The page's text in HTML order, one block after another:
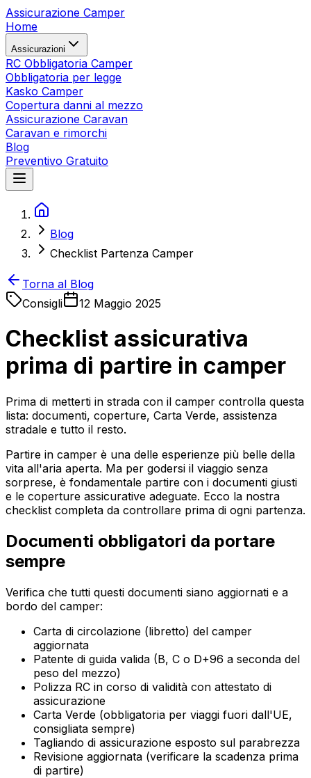
Assicurazione Camper
Home
Assicurazioni
RC Obbligatoria Camper
Obbligatoria per legge
Kasko Camper
Copertura danni al mezzo
Assicurazione Caravan
Caravan e rimorchi
Blog
Preventivo Gratuito
Blog
Checklist Partenza Camper
Torna al Blog
Consigli
12 Maggio 2025
Checklist assicurativa
prima di partire in camper
Prima di metterti in strada con il camper controlla questa
lista: documenti, coperture, Carta Verde, assistenza
stradale e tutto il resto.
Partire in camper è una delle esperienze più belle della
vita all'aria aperta. Ma per godersi il viaggio senza
sorprese, è fondamentale partire con i documenti giusti
e le coperture assicurative adeguate. Ecco la nostra
checklist completa da controllare prima di ogni partenza.
Documenti obbligatori da portare
sempre
Verifica che tutti questi documenti siano aggiornati e a
bordo del camper:
Carta di circolazione (libretto) del camper
aggiornata
Patente di guida valida (B, C o D+96 a seconda del
peso del mezzo)
Polizza RC in corso di validità con attestato di
assicurazione
Carta Verde (obbligatoria per viaggi fuori dall'UE,
consigliata sempre)
Tagliando di assicurazione esposto sul parabrezza
Revisione aggiornata (verificare la scadenza prima
di partire)